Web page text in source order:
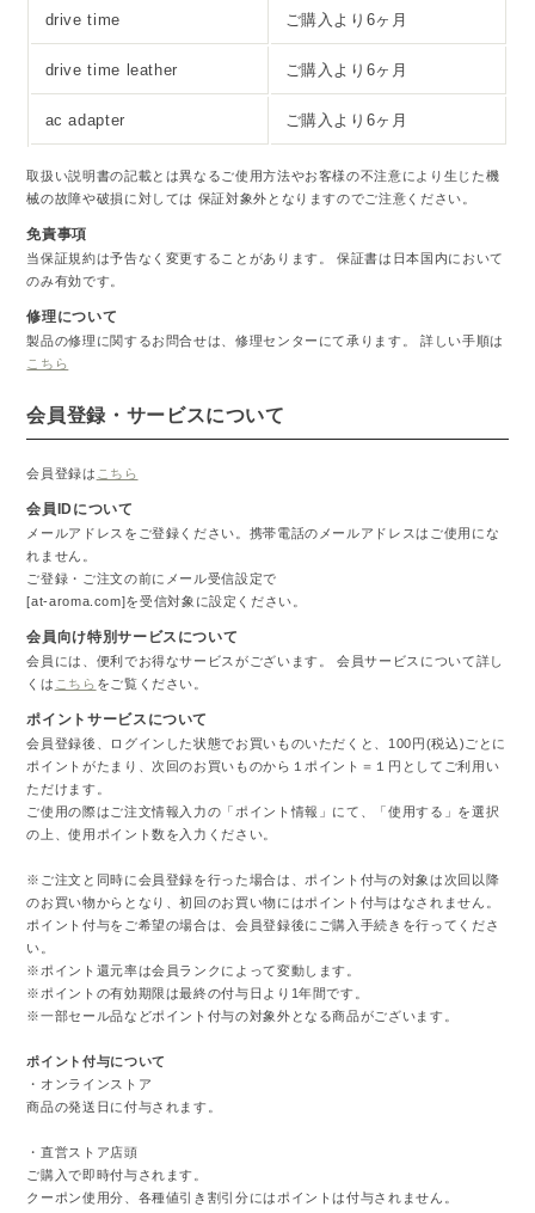
drive time ご購入より6ヶ月
drive time leather ご購入より6ヶ月
ac adapter ご購入より6ヶ月
取扱い説明書の記載とは異なるご使用方法やお客様の不注意により生じた機
械の故障や破損に対しては 保証対象外となりますのでご注意ください。
免責事項
当保証規約は予告なく変更することがあります。 保証書は日本国内において
のみ有効です。
修理について
製品の修理に関するお問合せは、修理センターにて承ります。 詳しい手順は
こちら
会員登録・サービスについて
会員登録は こちら
会員IDについて
メールアドレスをご登録ください。携帯電話のメールアドレスはご使用にな
れません。
ご登録・ご注文の前にメール受信設定で
[at-aroma.com]を受信対象に設定ください。
会員向け特別サービスについて
会員には、便利でお得なサービスがございます。 会員サービスについて詳し
くは こちら をご覧ください。
ポイントサービスについて
会員登録後、ログインした状態でお買いものいただくと、100円(税込)ごとに
ポイントがたまり、次回のお買いものから１ポイント＝１円としてご利用い
ただけます。
ご使用の際はご注文情報入力の「ポイント情報」にて、「使用する」を選択
の上、使用ポイント数を入力ください。
※ご注文と同時に会員登録を行った場合は、ポイント付与の対象は次回以降
のお買い物からとなり、初回のお買い物にはポイント付与はなされません。
ポイント付与をご希望の場合は、会員登録後にご購入手続きを行ってくださ
い。
※ポイント還元率は会員ランクによって変動します。
※ポイントの有効期限は最終の付与日より1年間です。
※一部セール品などポイント付与の対象外となる商品がございます。
ポイント付与について
・オンラインストア
商品の発送日に付与されます。
・直営ストア店頭
ご購入で即時付与されます。
クーポン使用分、各種値引き割引分にはポイントは付与されません。